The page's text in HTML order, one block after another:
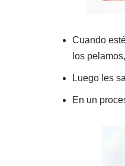
Cuando
los
Luego les
En un